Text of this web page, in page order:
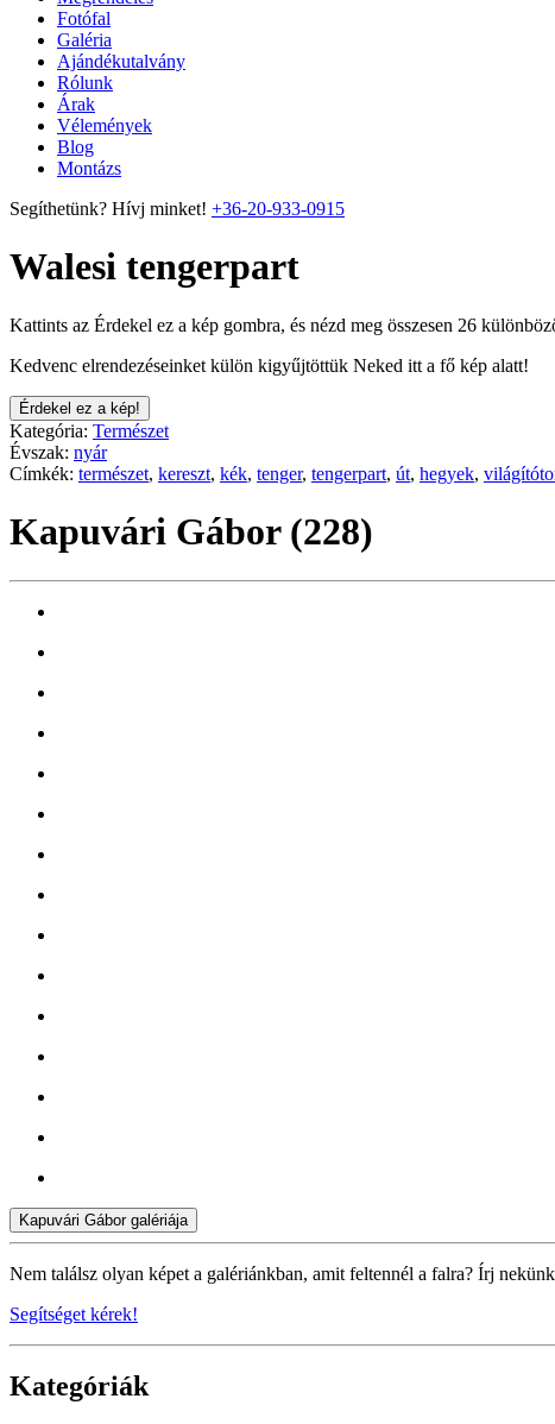
Fotófal
Galéria
Ajándékutalvány
Rólunk
Árak
Vélemények
Blog
Montázs
Segíthetünk? Hívj minket! +36-20-933-0915
Walesi tengerpart
Kattints az Érdekel ez a kép gombra, és nézd meg összesen 26
Kedvenc elrendezéseinket külön kigyűjtöttük Neked itt a fő kép alatt!
Érdekel ez a kép!
Kategória: Természet
Évszak: nyár
Címkék: természet, kereszt, kék, tenger, tengerpart, út, hegyek,
Kapuvári Gábor (228)
Kapuvári Gábor galériája
Nem találsz olyan képet a galériánkban, amit feltennél a falra? Írj
Segítséget kérek!
Kategóriák